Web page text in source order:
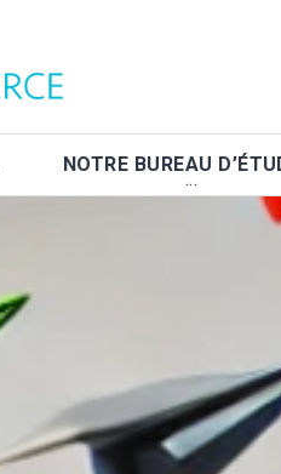
NOTRE BUREAU